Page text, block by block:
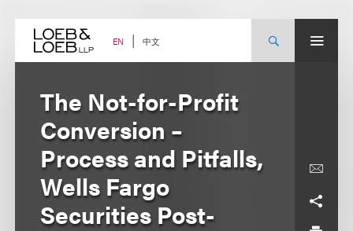
content EN 中文
The Not-for-Profit
Conversion –
Process and Pitfalls,
Wells Fargo
Securities Post-